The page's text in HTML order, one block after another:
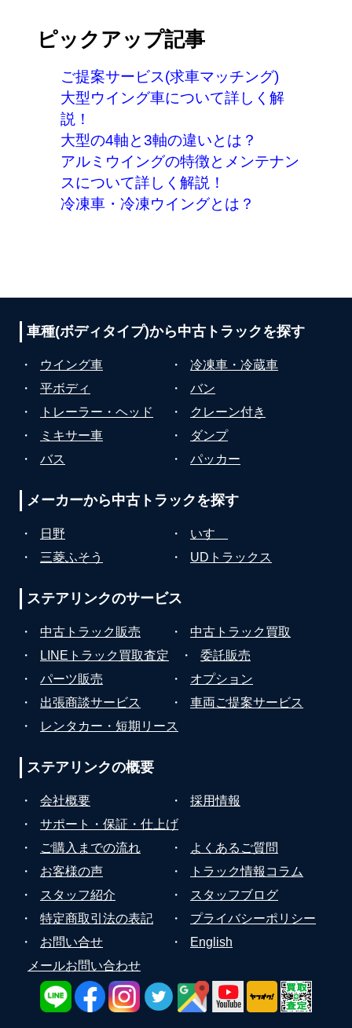
ピックアップ記事
ご提案サービス(求車マッチング)
大型ウイング車について詳しく解
説！
大型の4軸と3軸の違いとは？
アルミウイングの特徴とメンテナン
スについて詳しく解説！
冷凍車・冷凍ウイングとは？
車種(ボディタイプ)から中古トラックを探す
・ ウイング車 ・
冷凍車・冷蔵車
・
平ボディ ・
バン
・
トレーラー・ヘッド ・
クレーン付き
・
ミキサー車 ・
ダンプ
・
バス ・ パッカー
メーカーから中古トラックを探す
・ 日野 ・
いすゞ
・
三菱ふそう ・ UDトラックス
ステアリンクのサービス
・ 中古トラック販売 ・
中古トラック買取
・
LINEトラック買取査定 ・
委託販売
・
パーツ販売 ・
オプション
・
出張商談サービス ・
車両ご提案サービス
・
レンタカー・短期リース
ステアリンクの概要
・ 会社概要 ・
採用情報
・
サポート・保証・仕上げ
・
ご購入までの流れ ・
よくあるご質問
・
お客様の声 ・
トラック情報コラム
・
スタッフ紹介 ・
スタッフブログ
・
特定商取引法の表記 ・
プライバシーポリシー
・
お問い合せ ・
English
メールお問い合わせ